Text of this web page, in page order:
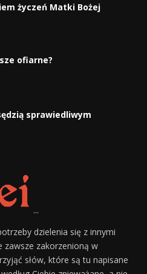
życzeń Matki Bożej
ofiarne?
sprawiedliwym
...
dzielenia się z innymi
zawsze zakorzenioną w
słów, które są tu napisane